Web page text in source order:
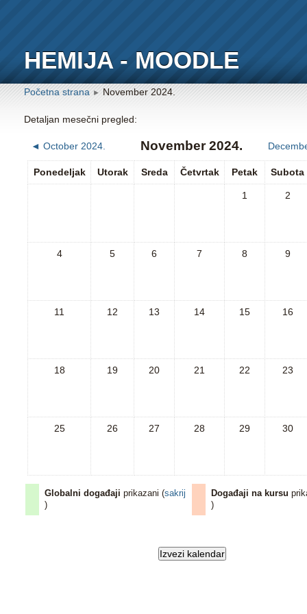
HEMIJA - MOODLE
Početna strana ► November 2024.
Detaljan mesečni pregled:
◄ October 2024. November 2024.
Ponedeljak Utorak Sreda Četvrtak Petak Subota
1 2
4 5 6 7 8 9
11 12 13 14 15 16
18 19 20 21 22 23
25 26 27 28 29 30
Globalni događaji prikazani (sakrij
)
Događaji na kursu
)